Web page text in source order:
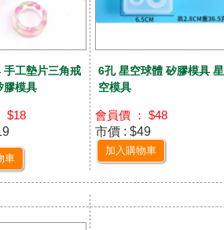
手工墊片三角戒
膠模具
$18
車
6孔 星空球體 矽膠模具 星
空模具
會員價 ： $48
市價 : $49
加入購物車